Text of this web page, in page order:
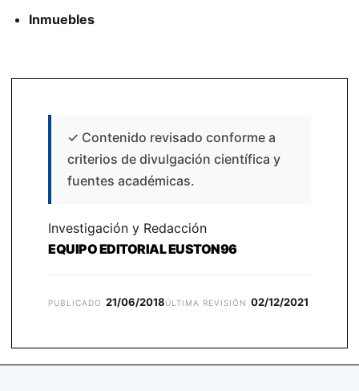
Inmuebles
✓ Contenido revisado conforme a
criterios de divulgación científica y
fuentes académicas.
Investigación y Redacción
EQUIPO EDITORIAL EUSTON96
PUBLICADO 21/06/2018ÚLTIMA REVISIÓN 02/12/2021